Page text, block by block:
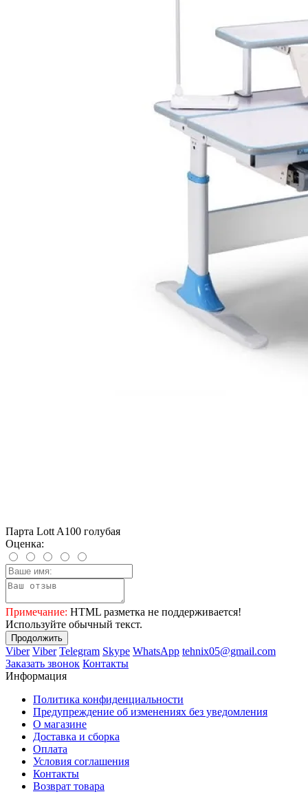
Парта Lott A100 голубая
Оценка:
Примечание: HTML разметка не поддерживается!
Используйте обычный текст.
Продолжить
Viber Viber Telegram Skype WhatsApp tehnix05@gmail.com
Заказать звонок Контакты
Информация
Политика конфиденциальности
Предупреждение об изменениях без уведомления
О магазине
Доставка и сборка
Оплата
Условия соглашения
Контакты
Возврат товара